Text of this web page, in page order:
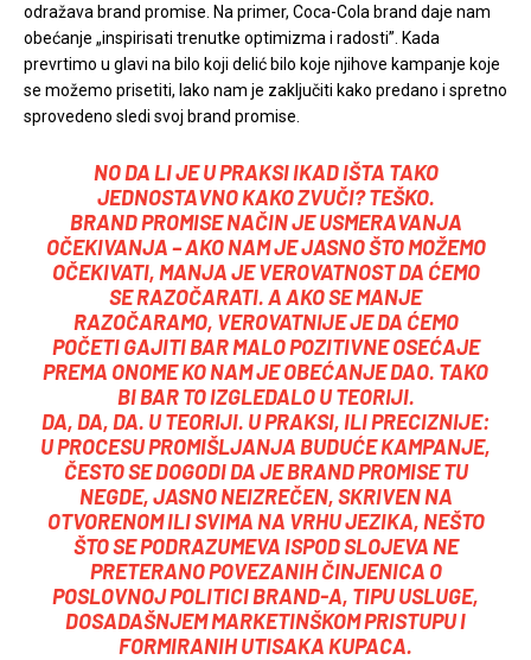
odražava brand promise. Na primer, Coca-Cola brand daje nam
obećanje „inspirisati trenutke optimizma i radosti”. Kada
prevrtimo u glavi na bilo koji delić bilo koje njihove kampanje koje
se možemo prisetiti, lako nam je zaključiti kako predano i spretno
sprovedeno sledi svoj brand promise.
NO DA LI JE U PRAKSI IKAD IŠTA TAKO
JEDNOSTAVNO KAKO ZVUČI? TEŠKO.
BRAND PROMISE NAČIN JE USMERAVANJA
OČEKIVANJA – AKO NAM JE JASNO ŠTO MOŽEMO
OČEKIVATI, MANJA JE VEROVATNOST DA ĆEMO
SE RAZOČARATI. A AKO SE MANJE
RAZOČARAMO, VEROVATNIJE JE DA ĆEMO
POČETI GAJITI BAR MALO POZITIVNE OSEĆAJE
PREMA ONOME KO NAM JE OBEĆANJE DAO. TAKO
BI BAR TO IZGLEDALO U TEORIJI.
DA, DA, DA. U TEORIJI. U PRAKSI, ILI PRECIZNIJE:
U PROCESU PROMIŠLJANJA BUDUĆE KAMPANJE,
ČESTO SE DOGODI DA JE BRAND PROMISE TU
NEGDE, JASNO NEIZREČEN, SKRIVEN NA
OTVORENOM ILI SVIMA NA VRHU JEZIKA, NEŠTO
ŠTO SE PODRAZUMEVA ISPOD SLOJEVA NE
PRETERANO POVEZANIH ČINJENICA O
POSLOVNOJ POLITICI BRAND-A, TIPU USLUGE,
DOSADAŠNJEM MARKETINŠKOM PRISTUPU I
FORMIRANIH UTISAKA KUPACA.